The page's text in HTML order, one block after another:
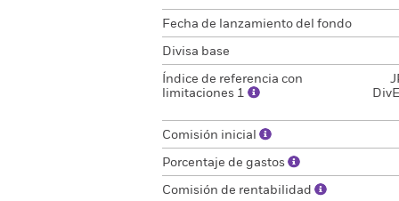
Fecha de lanzamiento del fondo
Divisa base
Índice de referencia con
limitaciones 1
Comisión inicial
Porcentaje de gastos
Comisión de rentabilidad